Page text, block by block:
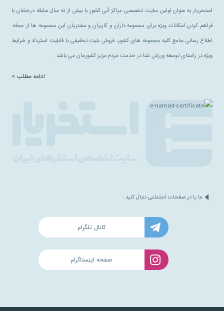
استخریار به عنوان اولین سایت تخصصی مراکز آبی کشور با بیش از نه سال سابقه درخشان با
فراهم کردن امکانات ویژه برای مجموعه داران و کاربران و مشتریان این مجموعه ها از جمله:
اطلاع رسانی جامع کلیه مجموعه های کشور، فروش بلیت تخفیفی با قابلیت استرداد و شرایط
ویژه در راستای توسعه ورزش شنا در خدمت مردم عزیز کشورمان می باشد.
ادامه مطلب >
ما را در صفحات اجتماعی دنبال کنید :
کانال تلگرام
صفحه اینستاگرام